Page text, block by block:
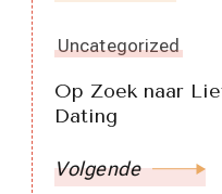
Uncategorized
Op Zoek naar
Dating
Volgende